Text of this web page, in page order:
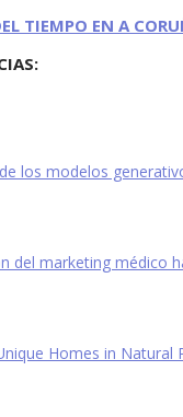
TIEMPO EN A
los modelos
del marketing médico
Homes in Natural